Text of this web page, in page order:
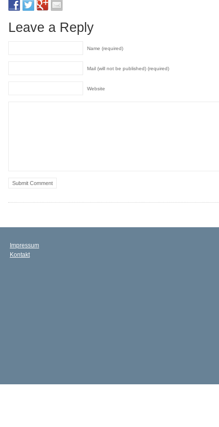
Leave a Reply
Name (required)
Mail (will not be published) (required)
Website
Impressum
Kontakt